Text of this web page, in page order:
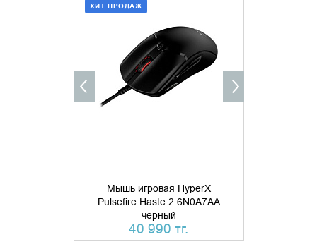
Мышь игровая HyperX
Pulsefire Haste 2 6N0A7AA
черный
40 990 тг.
ХИТ ПРОДАЖ
ДОБАВИТЬ В КОРЗИНУ
КУПИТЬ В 1 КЛИК